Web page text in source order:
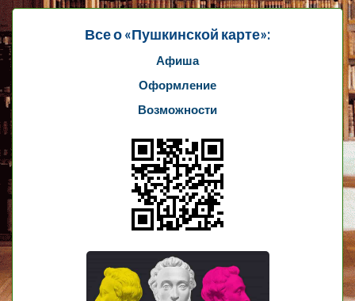
Все о «Пушкинской карте»:
Афиша
Оформление
Возможности